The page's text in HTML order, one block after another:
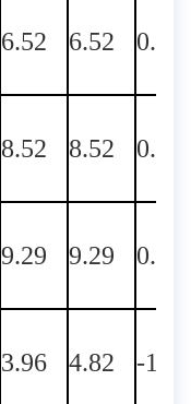
6.52 6.52 0.00
8.52 8.52 0.00
9.29 9.29 0.00
3.96 4.82 -